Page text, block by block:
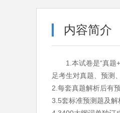
内容简介
1.本试卷是“真
足考生对真题、预测
2.每套真题解析后有
3.5套标准预测题及解